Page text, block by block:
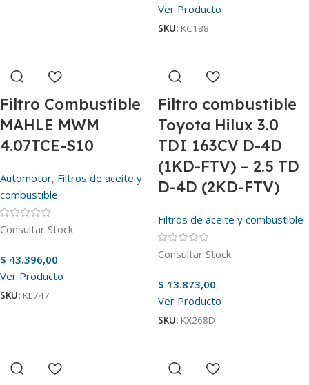
Ver Producto
SKU: KC188
Filtro Combustible
MAHLE MWM
4.07TCE-S10
Automotor, Filtros de aceite y
combustible
Consultar Stock
$ 43.396,00
Ver Producto
SKU: KL747
Filtro combustible
Toyota Hilux 3.0
TDI 163CV D-4D
(1KD-FTV) – 2.5 TD
D-4D (2KD-FTV)
Filtros de aceite y combustible
Consultar Stock
$ 13.873,00
Ver Producto
SKU: KX268D